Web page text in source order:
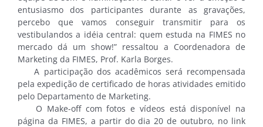
entusiasmo dos participantes durante as gravações,
percebo que vamos conseguir transmitir para os
vestibulandos a idéia central: quem estuda na FIMES no
mercado dá um show!” ressaltou a Coordenadora de
Marketing da FIMES, Prof. Karla Borges.
A participação dos acadêmicos será recompensada
pela expedição de certificado de horas atividades emitido
pelo Departamento de Marketing.
O Make-off com fotos e vídeos está disponível na
página da FIMES, a partir do dia 20 de outubro, no link